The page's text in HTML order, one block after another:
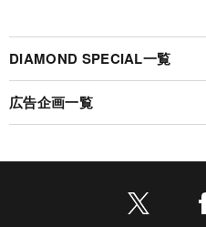
DIAMOND SPECIAL一覧
広告企画一覧